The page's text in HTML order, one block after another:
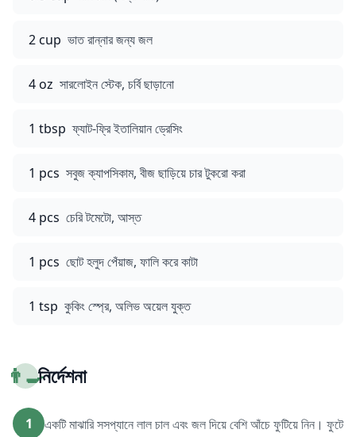
2 cup ভাত রান্নার জন্য জল
4 oz সারলোইন স্টেক, চর্বি ছাড়ানো
1 tbsp ফ্যাট-ফ্রি ইতালিয়ান ড্রেসিং
1 pcs সবুজ ক্যাপসিকাম, বীজ ছাড়িয়ে চার টুকরো করা
4 pcs চেরি টমেটো, আস্ত
1 pcs ছোট হলুদ পেঁয়াজ, ফালি করে কাটা
1 tsp কুকিং স্প্রে, অলিভ অয়েল যুক্ত
👨‍🍳নির্দেশনা
1
একটি মাঝারি সসপ্যানে লাল চাল এবং জল দিয়ে বেশি আঁচে ফুটিয়ে নিন। ফুটে